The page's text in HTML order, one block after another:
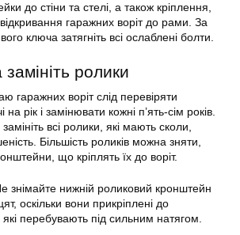
до стіни та стелі, а також кріплення,
гаражних воріт до рами. За
ключа затягніть всі ослаблені болти.
ролики
гаражних воріт слід перевіряти
рік і замінювати кожні п’ять-сім років.
всі ролики, які мають сколи,
Більшість роликів можна зняти,
що кріплять їх до воріт.
знімайте нижній роликовий кронштейн
оскільки вони прикріплені до
які перебувають під сильним натягом.